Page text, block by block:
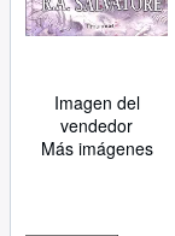
Imagen del
vendedor
Más imágenes